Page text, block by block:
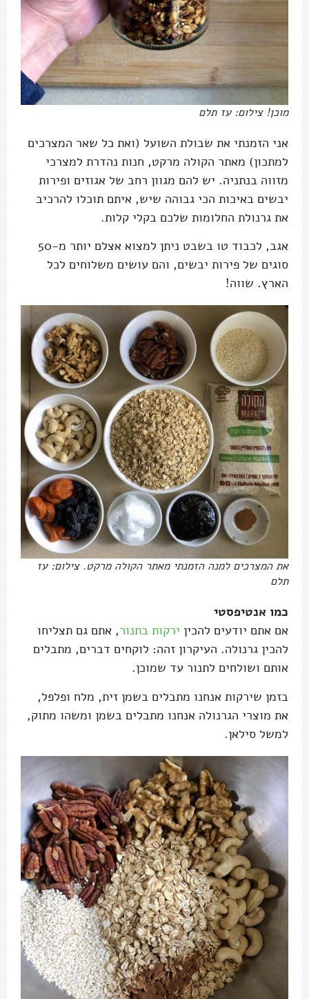
מוכן! צילום: עז תלם
אני הזמנתי את שבולת השועל (ואת כל שאר המצרכים
למתכון) מאתר הקולה מרקט, חנות נהדרת למצרכי
מזווה בנתניה. יש להם מגוון רחב של אגוזים ופירות
יבשים באיכות הכי גבוהה שיש, איתם תוכלו להרכיב
את גרנולת החלומות שלכם בקלי קלות.
אגב, לכבוד טו בשבט ניתן למצוא אצלם יותר מ-50
סוגים של פירות יבשים, והם עושים משלוחים לכל
הארץ. שווה!
את המצרכים למנה הזמנתי מאתר הקולה מרקט. צילום: עז
תלם
כמו אנטיפסטי
אם אתם יודעים להכין ירקות בתנור, אתם גם תצליחו
להכין גרנולה. העיקרון זהה: לוקחים דברים, מתבלים
אותם ושולחים לתנור עד שמוכן.
בזמן שירקות אנחנו מתבלים בשמן זית, מלח ופלפל,
את מוצרי הגרנולה אנחנו מתבלים בשמן ומשהו מתוק,
למשל סילאן.